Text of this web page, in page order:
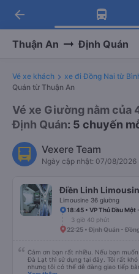
Tải app
Nhận ưu đãi
Tải app Vexere
-30k/ghế khi đặt
arrow_back
Thuận An Định Quán
Vé xe khách xe đi Đồng Nai từ
Quán từ Thuận An
Vé xe Giường nằm của
Định Quán: 5 chuyến
Vexere Team
Ngày cập nhật: 07/08/2026
Điền Linh
Limousine 36 giường
18:45 • VP Thủ Dầu
3 giờ 40 phút
22:25 • Định Quán -
Cảm ơn bạn rất nhiều. Nếu bạn
Đà Lạt thì sử dụng tại đây. Tôi rất
nhưng tôi có thể dễ dàng giao tiếp